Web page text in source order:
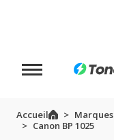
Accueil Marques
Canon BP 1025